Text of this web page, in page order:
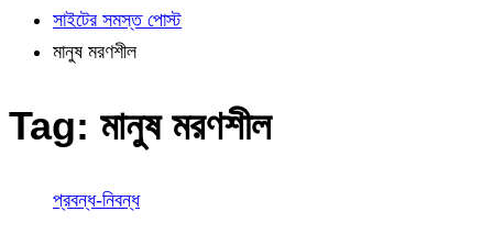
সাইটের সমস্ত পোস্ট
মানুষ মরণশীল
Tag: মানুষ মরণশীল
প্রবন্ধ-নিবন্ধ